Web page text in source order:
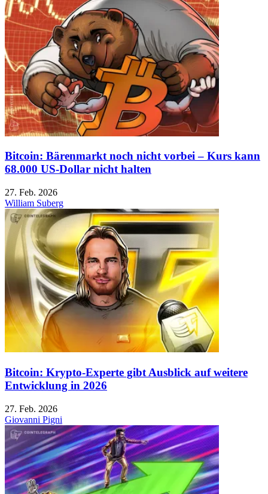
Bitcoin: Bärenmarkt noch nicht vorbei – Kurs kann
68.000 US-Dollar nicht halten
27. Feb. 2026
William Suberg
Bitcoin: Krypto-Experte gibt Ausblick auf weitere
Entwicklung in 2026
27. Feb. 2026
Giovanni Pigni